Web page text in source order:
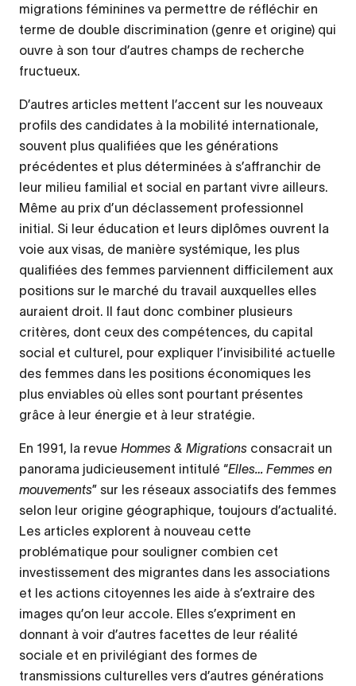
migrations féminines va permettre de réfléchir en
terme de double discrimination (genre et origine) qui
ouvre à son tour d’autres champs de recherche
fructueux.
D’autres articles mettent l’accent sur les nouveaux
profils des candidates à la mobilité internationale,
souvent plus qualifiées que les générations
précédentes et plus déterminées à s’affranchir de
leur milieu familial et social en partant vivre ailleurs.
Même au prix d’un déclassement professionnel
initial. Si leur éducation et leurs diplômes ouvrent la
voie aux visas, de manière systémique, les plus
qualifiées des femmes parviennent difficilement aux
positions sur le marché du travail auxquelles elles
auraient droit. Il faut donc combiner plusieurs
critères, dont ceux des compétences, du capital
social et culturel, pour expliquer l’invisibilité actuelle
des femmes dans les positions économiques les
plus enviables où elles sont pourtant présentes
grâce à leur énergie et à leur stratégie.
En 1991, la revue Hommes & Migrations consacrait un
panorama judicieusement intitulé “Elles… Femmes en
mouvements” sur les réseaux associatifs des femmes
selon leur origine géographique, toujours d’actualité.
Les articles explorent à nouveau cette
problématique pour souligner combien cet
investissement des migrantes dans les associations
et les actions citoyennes les aide à s’extraire des
images qu’on leur accole. Elles s’expriment en
donnant à voir d’autres facettes de leur réalité
sociale et en privilégiant des formes de
transmissions culturelles vers d’autres générations